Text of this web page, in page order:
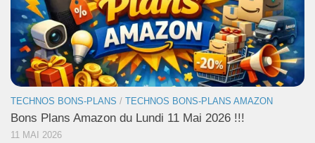
TECHNOS BONS-PLANS / TECHNOS BONS-PLANS AMAZON
Bons Plans Amazon du Lundi 11 Mai 2026 !!!
11 MAI 2026